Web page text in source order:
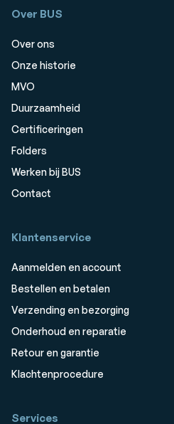
Over BUS
Over ons
Onze historie
MVO
Duurzaamheid
Certificeringen
Folders
Werken bij BUS
Contact
Klantenservice
Aanmelden en account
Bestellen en betalen
Verzending en bezorging
Onderhoud en reparatie
Retour en garantie
Klachtenprocedure
Services